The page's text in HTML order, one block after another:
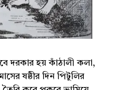
দরকার হয় কাঁঠালী কলা,
ষষ্ঠীর দিন পিটুলির